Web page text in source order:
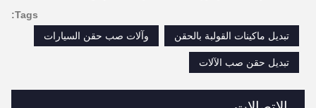
Tags:
تبديل ماكينات القولبة بالحقن
وآلات صب حقن السيارات
تبديل حقن صب الآلات